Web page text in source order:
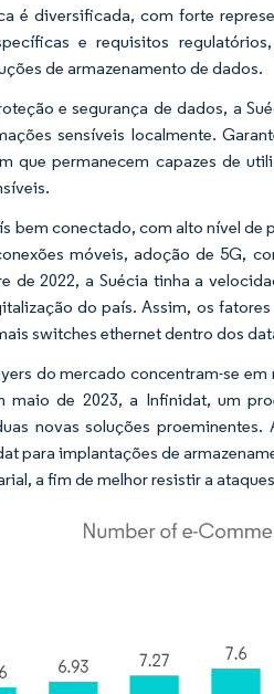
é diversificada, com forte
e requisitos
de armazenamento de dados.
e segurança de dados, a
sensíveis localmente.
que permanecem capazes de
bem conectado, com alto nível
móveis, adoção de 5G,
de 2022, a Suécia tinha a
do país. Assim, os
switches ethernet dentro dos
do mercado concentram-se
maio de 2023, a Infinidat, um
novas soluções
para implantações de
a fim de melhor resistir a